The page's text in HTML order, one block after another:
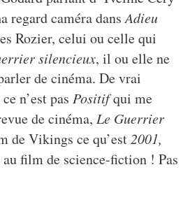
regard caméra dansAdieu
Rozier, celui ou celle qui
silencieux, il ou elle ne
de cinéma. De vrai
n’est pas Positifqui me
de cinéma, Le Guerrier
de Vikings ce qu’est 2001,
au film de science-fiction ! Pas